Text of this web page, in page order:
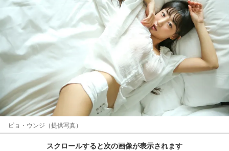
ピョ・ウンジ（提供写真）
スクロールすると次の画像が表示されます